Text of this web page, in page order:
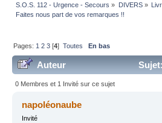
S.O.S. 112 - Urgence - Secours » DIVERS»
Faites nous part de vos remarques !!
Pages: 1 2 3 [4]Toutes En bas
Auteur
vos remarques !! (Lu 262478 fois)
0 Membres et 1 Invité sur ce sujet
napoléonaube
Invité